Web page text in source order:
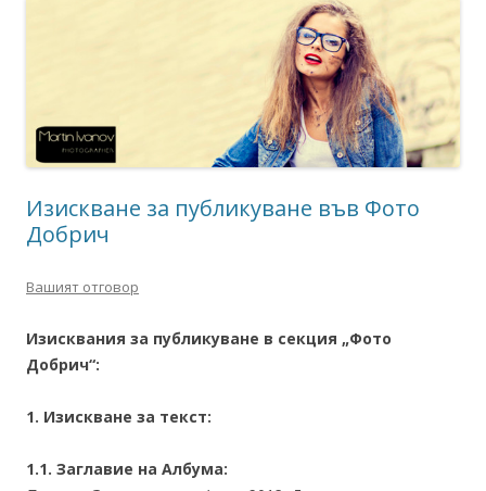
Изискване за публикуване във Фото
Добрич
Вашият отговор
Изисквания за публикуване в секция „Фото
Добрич“:
1. Изискване за текст:
1.1. Заглавие на Албума: